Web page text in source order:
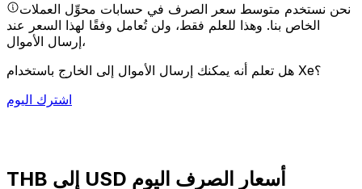
نحن نستخدم متوسط سعر الصرف في حسابات محوِّل العملات
الخاص بنا. وهذا للعلم فقط، ولن تُعامل وفقًا لهذا السعر عند
إرسال الأموال،
هل تعلم أنه يمكنك إرسال الأموال إلى الخارج باستخدام Xe؟
اشترك اليوم
THB إلى USD أسعار الصرف اليوم